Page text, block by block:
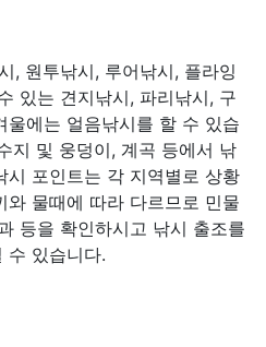
, 원투낚시, 루어낚시, 플라잉
있는 견지낚시, 파리낚시, 구
울에는 얼음낚시를 할 수 있습
지 및 웅덩이, 계곡 등에서 낚
시 포인트는 각 지역별로 상황
와 물때에 따라 다르므로 민물
등을 확인하시고 낚시 출조를
수 있습니다.